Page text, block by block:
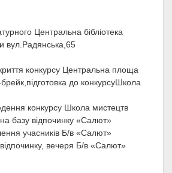
Центральна бібліотека
вул.Радянська,65
конкурсу Центральна площа
до конкурсуШкола
конкурсу Школа мистецтв
базу відпочинку «Салют»
учасників Б/в «Салют»
вечеря Б/в «Салют»